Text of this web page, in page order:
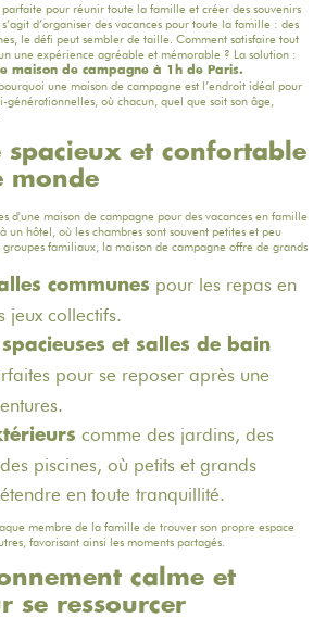
parfaite pour réunir toute la famille et créer des souvenirs
d’organiser des vacances pour toute la famille : des
le défi peut sembler de taille. Comment satisfaire tout
une expérience agréable et mémorable ? La solution :
maison de campagne à 1h de Paris.
une maison de campagne est l’endroit idéal pour
générationnelles, où chacun, quel que soit son âge,
spacieux et confortable
monde
d'une maison de campagne pour des vacances en famille
un hôtel, où les chambres sont souvent petites et peu
familiaux, la maison de campagne offre de grands
communes pour les repas en
jeux collectifs.
et salles de bain
pour se reposer après une
comme des jardins, des
piscines, où petits et grands
en toute tranquillité.
membre de la famille de trouver son propre espace
favorisant ainsi les moments partagés.
calme et
se ressourcer